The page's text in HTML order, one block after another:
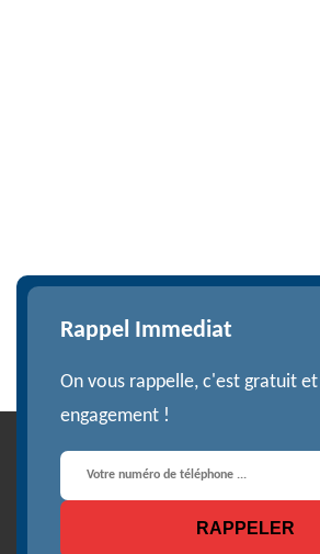
Rappel Immediat
On vous rappelle, c'est gratuit et
engagement !